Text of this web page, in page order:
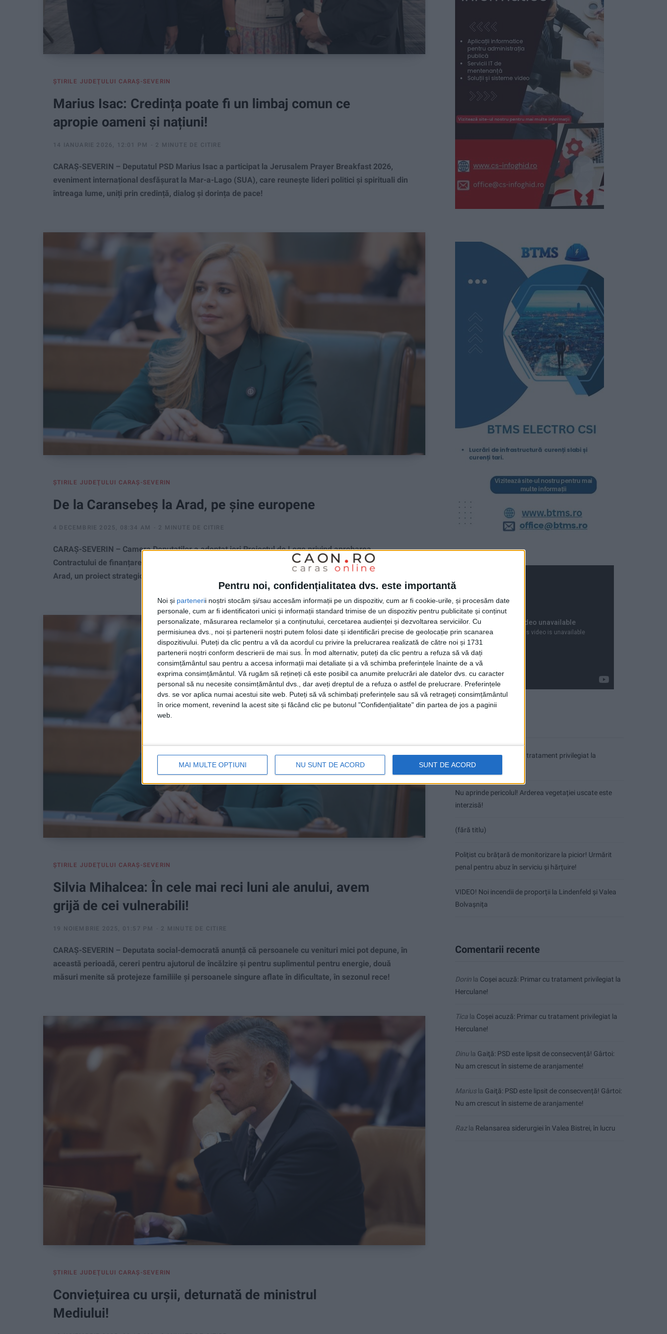
Pentru noi, confidențialitatea dvs. este importantă
Noi și partenerii noștri stocăm și/sau accesăm informații pe un dispozitiv, cum ar fi cookie-urile, și procesăm date
personale, cum ar fi identificatori unici și informații standard trimise de un dispozitiv pentru publicitate și conținut
personalizate, măsurarea reclamelor și a conținutului, cercetarea audienței și dezvoltarea serviciilor. Cu
permisiunea dvs., noi și partenerii noștri putem folosi date și identificări precise de geolocație prin scanarea
dispozitivului. Puteți da clic pentru a vă da acordul cu privire la prelucrarea realizată de către noi și 1731
partenerii noștri conform descrierii de mai sus. În mod alternativ, puteți da clic pentru a refuza să vă dați
consimțământul sau pentru a accesa informații mai detaliate și a vă schimba preferințele înainte de a vă
exprima consimțământul. Vă rugăm să rețineți că este posibil ca anumite prelucrări ale datelor dvs. cu caracter
personal să nu necesite consimțământul dvs., dar aveți dreptul de a refuza o astfel de prelucrare. Preferințele
dvs. se vor aplica numai acestui site web. Puteți să vă schimbați preferințele sau să vă retrageți consimțământul
în orice moment, revenind la acest site și făcând clic pe butonul "Confidențialitate" din partea de jos a paginii
web.
MAI MULTE OPȚIUNI NU SUNT DE ACORD SUNT DE ACORD
ŞTIRILE JUDEŢULUI CARAŞ-SEVERIN
Marius Isac: Credința poate fi un limbaj comun ce
apropie oameni și națiuni!
14 IANUARIE 2026, 12:01 PM 2 MINUTE DE CITIRE
CARAȘ-SEVERIN – Deputatul PSD Marius Isac a participat la Jerusalem Prayer Breakfast 2026,
eveniment internațional desfășurat la Mar-a-Lago (SUA), care reunește lideri politici și spirituali din
întreaga lume, uniți prin credință, dialog și dorința de pace!
ŞTIRILE JUDEŢULUI CARAŞ-SEVERIN
De la Caransebeș la Arad, pe șine europene
4 DECEMBRIE 2025, 08:34 AM 2 MINUTE DE CITIRE
CARAȘ-SEVERIN – Camera Deputaților a adoptat ieri Proiectul de Lege privind aprobarea
Contractului de finanțare – Cofinanțare MRR pentru modernizarea liniei de cale ferată Caransebeș–
Arad, un proiect strategic pentru întreaga regiune de Vest!
ŞTIRILE JUDEŢULUI CARAŞ-SEVERIN
Silvia Mihalcea: În cele mai reci luni ale anului, avem
grijă de cei vulnerabili!
19 NOIEMBRIE 2025, 01:57 PM 2 MINUTE DE CITIRE
CARAȘ-SEVERIN – Deputata social-democrată anunță că persoanele cu venituri mici pot depune, în
această perioadă, cereri pentru ajutorul de încălzire și pentru suplimentul pentru energie, două
măsuri menite să protejeze familiile și persoanele singure aflate în dificultate, în sezonul rece!
ŞTIRILE JUDEŢULUI CARAŞ-SEVERIN
Conviețuirea cu urșii, deturnată de ministrul
Mediului!
Coșei acuză: Primar cu tratament privilegiat la
Herculane!
Nu aprinde pericolul! Arderea vegetației uscate este
interzisă!
(fără titlu)
Polițist cu brățară de monitorizare la picior! Urmărit
penal pentru abuz în serviciu și hărțuire!
VIDEO! Noi incendii de proporții la Lindenfeld și Valea
Bolvașnița
Comentarii recente
Dorin la Coșei acuză: Primar cu tratament privilegiat la
Herculane!
Tica la Coșei acuză: Primar cu tratament privilegiat la
Herculane!
Dinu la Gaiţă: PSD este lipsit de consecvență! Gârtoi:
Nu am crescut în sisteme de aranjamente!
Mariusla Gaiţă: PSD este lipsit de consecvență! Gârtoi:
Nu am crescut în sisteme de aranjamente!
Razla Relansarea siderurgiei în Valea Bistrei, în lucru